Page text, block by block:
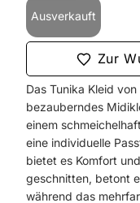
Ausverkauft
Zur
Das Tunika Kleid
bezauberndes
einem
eine individuelle
bietet es Komfort
geschnitten, betont
während das